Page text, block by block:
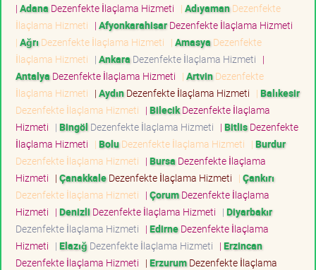
| Adana Dezenfekte İlaçlama Hizmeti | AdıyamanDezenfekte
İlaçlama Hizmeti | AfyonkarahisarDezenfekte İlaçlama Hizmeti
| Ağrı Dezenfekte İlaçlama Hizmeti | Amasya Dezenfekte
İlaçlama Hizmeti | Ankara Dezenfekte İlaçlama Hizmeti |
Antalya Dezenfekte İlaçlama Hizmeti | ArtvinDezenfekte
İlaçlama Hizmeti | AydınDezenfekte İlaçlama Hizmeti | Balıkesir
Dezenfekte İlaçlama Hizmeti | BilecikDezenfekte İlaçlama
Hizmeti | Bingöl Dezenfekte İlaçlama Hizmeti | BitlisDezenfekte
İlaçlama Hizmeti | BoluDezenfekte İlaçlama Hizmeti | Burdur
Dezenfekte İlaçlama Hizmeti | Bursa Dezenfekte İlaçlama
Hizmeti | ÇanakkaleDezenfekte İlaçlama Hizmeti | Çankırı
Dezenfekte İlaçlama Hizmeti | ÇorumDezenfekte İlaçlama
Hizmeti | Denizli Dezenfekte İlaçlama Hizmeti | Diyarbakır
Dezenfekte İlaçlama Hizmeti | EdirneDezenfekte İlaçlama
Hizmeti | Elazığ Dezenfekte İlaçlama Hizmeti | Erzincan
Dezenfekte İlaçlama Hizmeti | ErzurumDezenfekte İlaçlama